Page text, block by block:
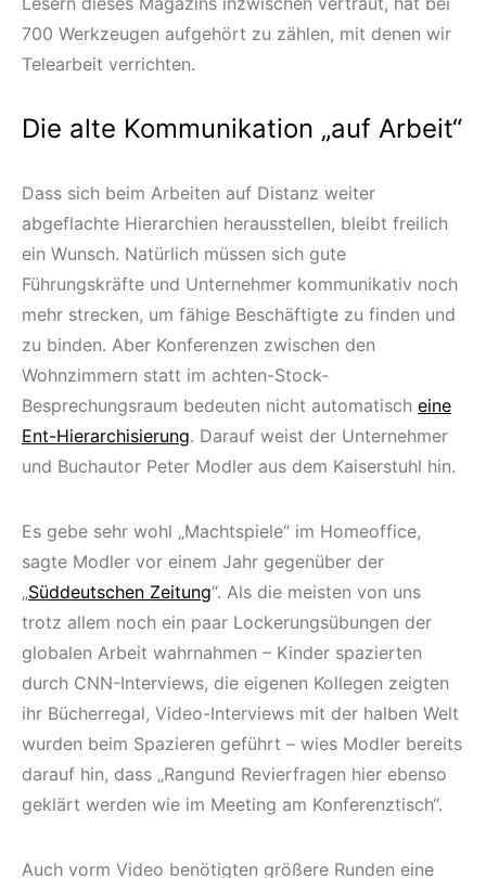
700 Werkzeugen aufgehört zu zählen, mit denen wir
Telearbeit verrichten.
Die alte Kommunikation „auf Arbeit“
Dass sich beim Arbeiten auf Distanz weiter
abgeflachte Hierarchien herausstellen, bleibt freilich
ein Wunsch. Natürlich müssen sich gute
Führungskräfte und Unternehmer kommunikativ noch
mehr strecken, um fähige Beschäftigte zu finden und
zu binden. Aber Konferenzen zwischen den
Wohnzimmern statt im achten-Stock-
Besprechungsraum bedeuten nicht automatisch eine
Ent-Hierarchisierung. Darauf weist der Unternehmer
und Buchautor Peter Modler aus dem Kaiserstuhl hin.
Es gebe sehr wohl „Machtspiele“ im Homeoffice,
sagte Modler vor einem Jahr gegenüber der
„Süddeutschen Zeitung“. Als die meisten von uns
trotz allem noch ein paar Lockerungsübungen der
globalen Arbeit wahrnahmen – Kinder spazierten
durch CNN-Interviews, die eigenen Kollegen zeigten
ihr Bücherregal, Video-Interviews mit der halben Welt
wurden beim Spazieren geführt – wies Modler bereits
darauf hin, dass „Rangund Revierfragen hier ebenso
geklärt werden wie im Meeting am Konferenztisch“.
Auch vorm Video benötigten größere Runden eine